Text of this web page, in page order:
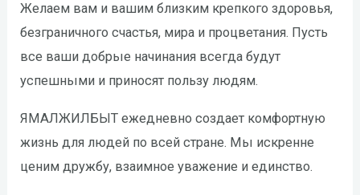
Желаем вам и вашим близким крепкого здоровья,
безграничного счастья, мира и процветания. Пусть
все ваши добрые начинания всегда будут
успешными и приносят пользу людям.
ЯМАЛЖИЛБЫТ ежедневно создает комфортную
жизнь для людей по всей стране. Мы искренне
ценим дружбу, взаимное уважение и единство.